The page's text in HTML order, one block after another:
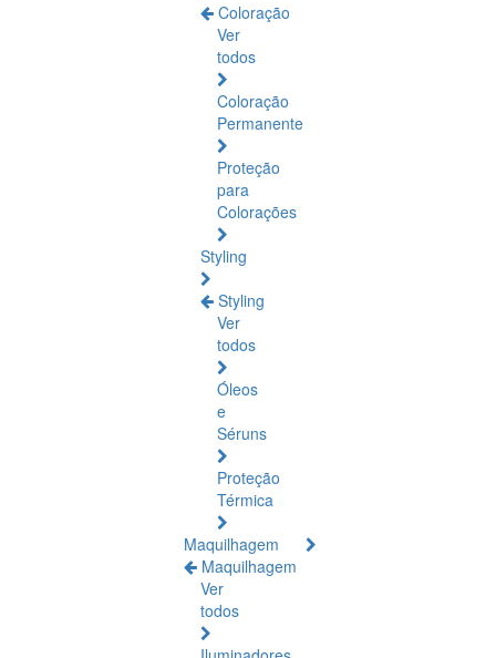
Coloração
Ver
todos
Coloração
Permanente
Proteção
para
Colorações
Styling
Styling
Ver
todos
Óleos
e
Séruns
Proteção
Térmica
Maquilhagem
Maquilhagem
Ver
todos